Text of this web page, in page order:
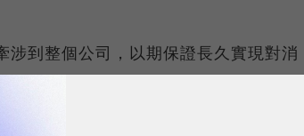
到整個公司，以期保證長久實現對消
及整個公司的實務演練。新一代的品
標警察；擔當如此重任的人，必須能